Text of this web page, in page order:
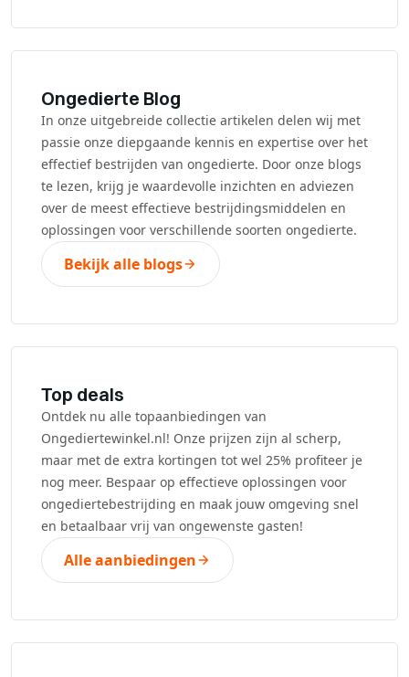
Ongedierte Blog
In onze uitgebreide collectie artikelen delen wij met
passie onze diepgaande kennis en expertise over het
effectief bestrijden van ongedierte. Door onze blogs
te lezen, krijg je waardevolle inzichten en adviezen
over de meest effectieve bestrijdingsmiddelen en
oplossingen voor verschillende soorten ongedierte.
Bekijk alle blogs
Top deals
Ontdek nu alle topaanbiedingen van
Ongediertewinkel.nl! Onze prijzen zijn al scherp,
maar met de extra kortingen tot wel 25% profiteer je
nog meer. Bespaar op effectieve oplossingen voor
ongediertebestrijding en maak jouw omgeving snel
en betaalbaar vrij van ongewenste gasten!
Alle aanbiedingen